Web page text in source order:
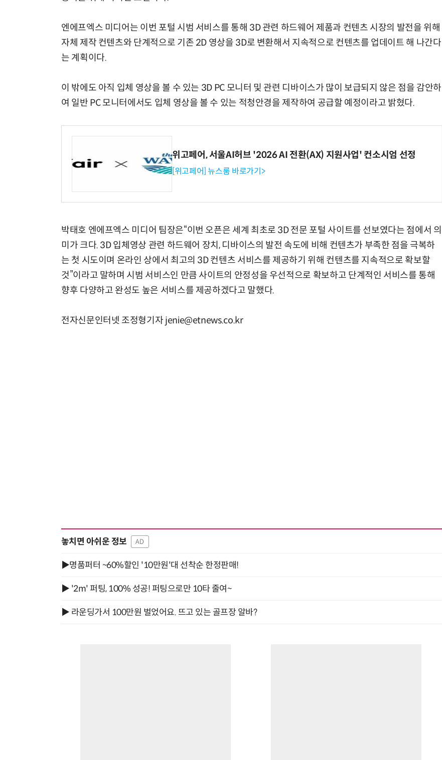
엔에프엑스 미디어는 이번 포털 시범 서비스를 통해 3D 관련 하드웨어 제품과 컨텐츠 시장의 발전을 위해
자체 제작 컨텐츠와 단계적으로 기존 2D 영상을 3D로 변환해서 지속적으로 컨텐츠를 업데이트 해 나간다
는 계획이다.
이 밖에도 아직 입체 영상을 볼 수 있는 3D PC 모니터 및 관련 디바이스가 많이 보급되지 않은 점을 감안하
여 일반 PC 모니터에서도 입체 영상을 볼 수 있는 적청안경을 제작하여 공급할 예정이라고 밝혔다.
위고페어, 서울AI허브 '2026 AI 전환(AX) 지원사업' 컨소시엄 선정
[위고페어] 뉴스룸 바로가기>
박태호 엔에프엑스 미디어 팀장은“이번 오픈은 세계 최초로 3D 전문 포털 사이트를 선보였다는 점에서 의
미가 크다. 3D 입체영상 관련 하드웨어 장치, 디바이스의 발전 속도에 비해 컨텐츠가 부족한 점을 극복하
는 첫 시도이며 온라인 상에서 최고의 3D 컨텐츠 서비스를 제공하기 위해 컨텐츠를 지속적으로 확보할
것”이라고 말하며 시범 서비스인 만큼 사이트의 안정성을 우선적으로 확보하고 단계적인 서비스를 통해
향후 다양하고 완성도 높은 서비스를 제공하겠다고 말했다.
전자신문인터넷 조정형기자 jenie@etnews.co.kr
놓치면 아쉬운 정보 AD
▶명품퍼터 ~60%할인 '10만원'대 선착순 한정판매!
▶ '2m' 퍼팅, 100% 성공! 퍼팅으로만 10타 줄여~
▶ 라운딩가서 100만원 벌었어요. 뜨고 있는 골프장 알바?
지대